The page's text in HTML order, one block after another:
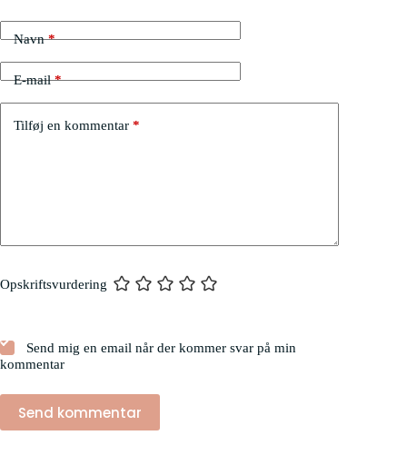
Navn*
E-mail*
Tilføj en kommentar *
Opskriftsvurdering
Send mig en email når der kommer svar på min
kommentar
Send kommentar